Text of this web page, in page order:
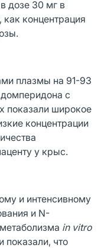
дозе 30 мг в
концентрация
плазмы на 91-93
с
показали широкое
концентрации
у крыс.
и интенсивному
и N-
in vitro
показали, что